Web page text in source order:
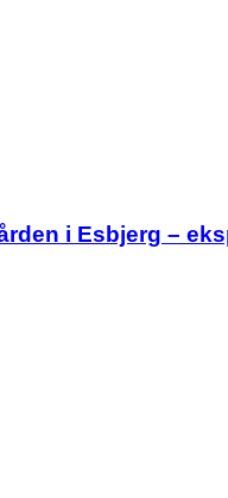
i Esbjerg –